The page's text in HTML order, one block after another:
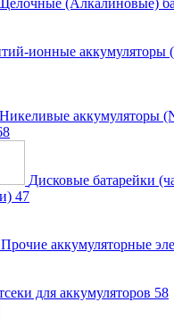
(Алкалиновые)
ионные аккумуляторы
Никеливые аккумуляторы
Дисковые батарейки
47
Прочие аккумуляторные
для аккумуляторов 58